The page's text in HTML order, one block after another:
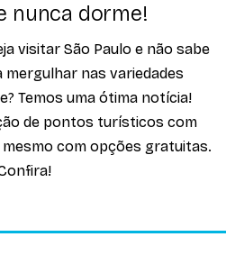
nunca dorme!
visitar São Paulo e não sabe
mergulhar nas variedades
Temos uma ótima notícia!
de pontos turísticos com
com opções gratuitas.